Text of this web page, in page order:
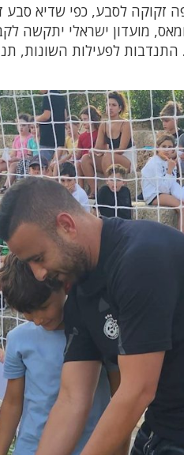
זקוקה לסבע, כפי שדיא
מועדון ישראלי יתקשה
התנדבות לפעילות השונות,